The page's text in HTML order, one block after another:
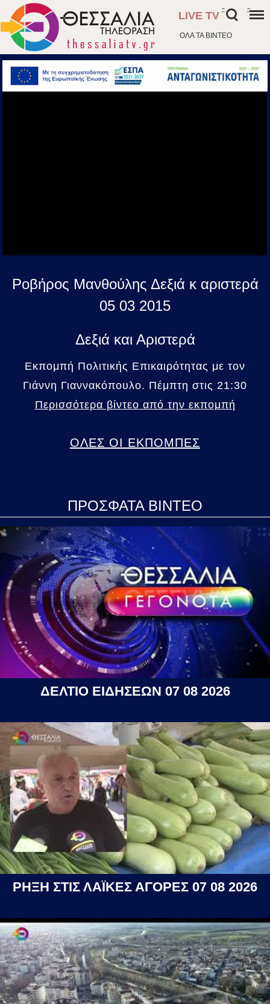
ΟΛΑ ΤΑ ΒΙΝΤΕΟ
LIVE TV
- -
Ροβήρος Μανθούλης Δεξιά κ αριστερά
05 03 2015
Δεξιά και Αριστερά
Εκπομπή Πολιτικής Επικαιρότητας με τον
Γιάννη Γιαννακόπουλο. Πέμπτη στις 21:30
Περισσότερα βίντεο από την εκπομπή
ΟΛΕΣ ΟΙ ΕΚΠΟΜΠΕΣ
ΠΡΟΣΦΑΤΑ ΒΙΝΤΕΟ
ΔΕΛΤΙΟ ΕΙΔΗΣΕΩΝ 07 08 2026
ΡΗΞΗ ΣΤΙΣ ΛΑΪΚΕΣ ΑΓΟΡΕΣ 07 08 2026